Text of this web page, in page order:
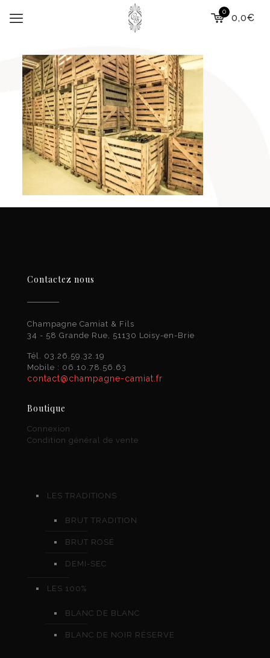
0
0,0€
Contactez nous
Champagne Camiat & Fils
34 - 58 Grande Rue, 51130 Loisy-en-Brie
Tél. 03.26.59.32.19
Mobile : 06.10.78.56.63
contact@champagne-camiat.fr
Boutique
Connexion
Condition général de vente
LES TRADITIONS
BRUT TRADITION
BRUT ROSÉ
DEMI-SEC
LES 100%
BLANC DE BLANC
BLANC DE NOIR RÉSERVE